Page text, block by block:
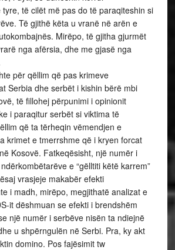
të cilët më pas do të paraqiteshin si
Të gjithë këta u vranë në arën e
Mirëpo, të gjitha gjurmët
nga afërsia, dhe me gjasë nga
për qëllim që pas krimeve
Serbia dhe serbët i kishin bërë mbi
të fillohej përpunimi i opinionit
i paraqitur serbët si viktima të
që ta tërheqin vëmendjen e
krimet e tmerrshme që i kryen forcat
Kosovë. Fatkeqësisht, një numër i
e “gëlltiti këtë karrem”
vrasjeje makabër efekti
i madh, mirëpo, megjithatë analizat e
it dëshmuan se efekti i brendshëm
një numër i serbëve nisën ta ndiejnë
u shpërngulën në Serbi. Pra, ky akt
domino. Pos fajësimit tw